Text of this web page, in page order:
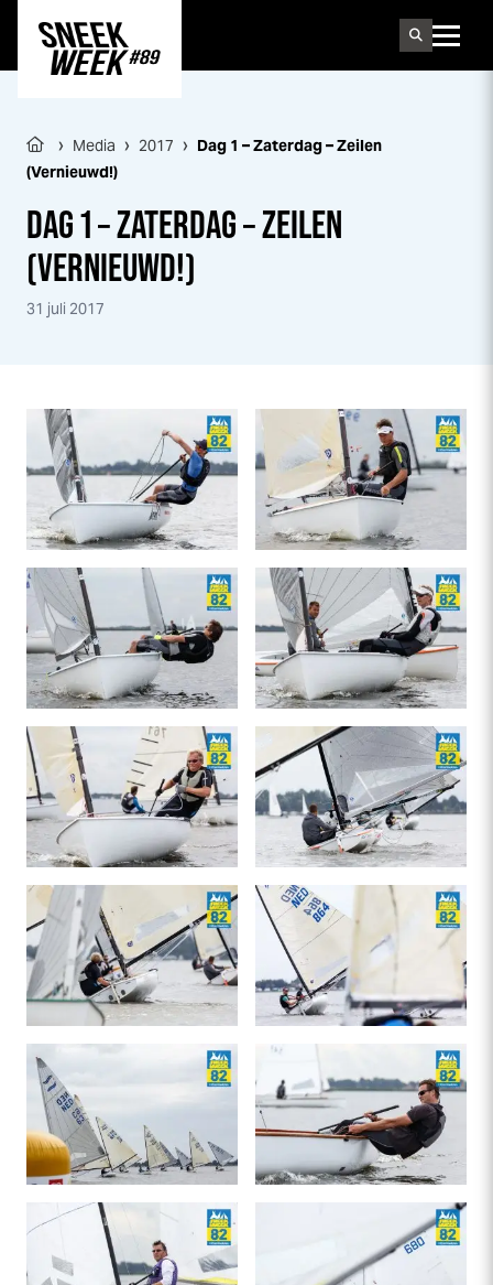
› Media › 2017 › Dag 1 – Zaterdag – Zeilen
(Vernieuwd!)
DAG 1 – ZATERDAG – ZEILEN
(VERNIEUWD!)
31 juli 2017